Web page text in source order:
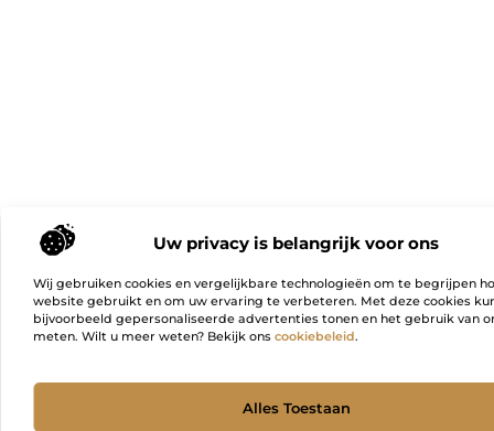
Uw privacy is belangrijk voor ons
Wij gebruiken cookies en vergelijkbare technologieën om te begrijpen
website gebruikt en om uw ervaring te verbeteren. Met deze cookies
bijvoorbeeld gepersonaliseerde advertenties tonen en het gebruik van
meten. Wilt u meer weten? Bekijk ons cookiebeleid.
Alles Toestaan